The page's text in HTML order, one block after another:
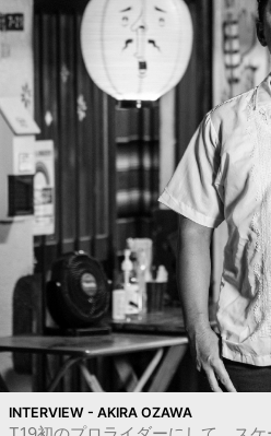
INTERVIEW - AKIRA OZAWA